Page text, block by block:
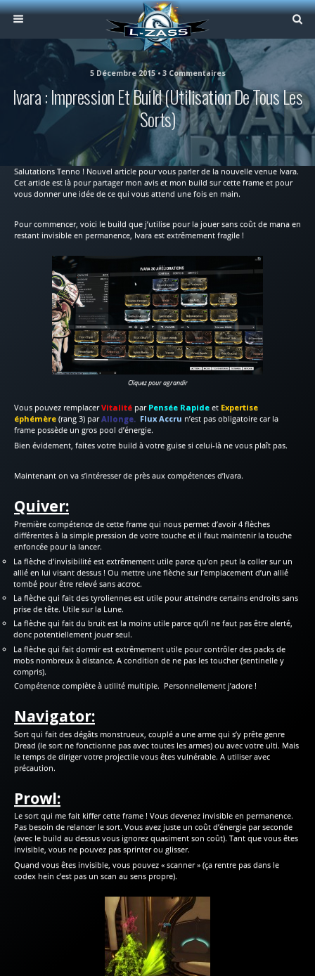
5 Décembre 2015 • 3 Commentaires
Ivara : Impression Et Build (Utilisation De Tous Les
Sorts)
Salutations Tenno ! Nouvel article pour vous parler de la nouvelle venue Ivara.
Cet article est là pour partager mon avis et mon build sur cette frame et pour
vous donner une idée de ce qui vous attend une fois en main.
Pour commencer, voici le build que j’utilise pour la jouer sans coût de mana en
restant invisible en permanence, Ivara est extrêmement fragile !
Cliquez pour agrandir
Vous pouvez remplacerVitalité par Pensée Rapide et Expertise
éphémère (rang 3) parAllonge. Flux Accru n’est pas obligatoire car la
frame possède un gros pool d’énergie.
Bien évidement, faites votre build à votre guise si celui-là ne vous plaît pas.
Maintenant on va s’intéresser de près aux compétences d’Ivara.
Quiver:
Première compétence de cette frame qui nous permet d’avoir 4 flèches
différentes à la simple pression de votre touche et il faut maintenir la touche
enfoncée pour la lancer.
La flèche d’invisibilité est extrêmement utile parce qu’on peut la coller sur un
allié en lui visant dessus ! Ou mettre une flèche sur l’emplacement d’un allié
tombé pour être relevé sans accroc.
La flèche qui fait des tyroliennes est utile pour atteindre certains endroits sans
prise de tête. Utile sur la Lune.
La flèche qui fait du bruit est la moins utile parce qu’il ne faut pas être alerté,
donc potentiellement jouer seul.
La flèche qui fait dormir est extrêmement utile pour contrôler des packs de
mobs nombreux à distance. A condition de ne pas les toucher (sentinelle y
compris).
Compétence complète à utilité multiple. Personnellement j’adore !
Navigator:
Sort qui fait des dégâts monstrueux, couplé a une arme qui s’y prête genre
Dread (le sort ne fonctionne pas avec toutes les armes) ou avec votre ulti. Mais
le temps de diriger votre projectile vous êtes vulnérable. A utiliser avec
précaution.
Prowl:
Le sort qui me fait kiffer cette frame ! Vous devenez invisible en permanence.
Pas besoin de relancer le sort. Vous avez juste un coût d’énergie par seconde
(avec le build au dessus vous ignorez quasiment son coût). Tant que vous êtes
invisible, vous ne pouvez pas sprinter ou glisser.
Quand vous êtes invisible, vous pouvez « scanner » (ça rentre pas dans le
codex hein c’est pas un scan au sens propre).